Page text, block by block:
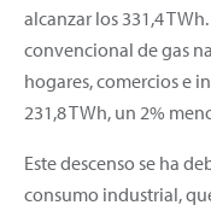
alcanzar los 331,4
convencional de gas
hogares, comercios e
231,8 TWh, un 2%
Este descenso se ha
consumo industrial,